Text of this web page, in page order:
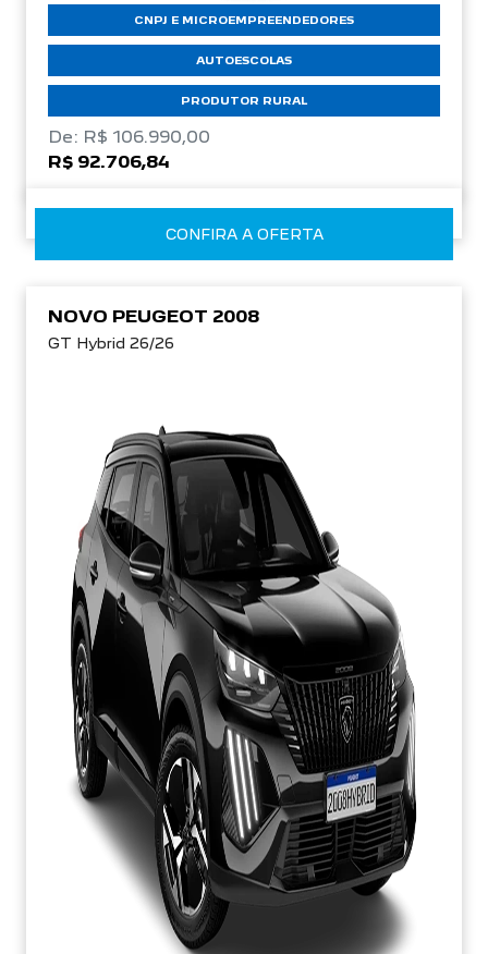
CNPJ E MICROEMPREENDEDORES
AUTOESCOLAS
PRODUTOR RURAL
De: R$ 106.990,00
R$ 92.706,84
CONFIRA A OFERTA
NOVO PEUGEOT 2008
GT Hybrid 26/26